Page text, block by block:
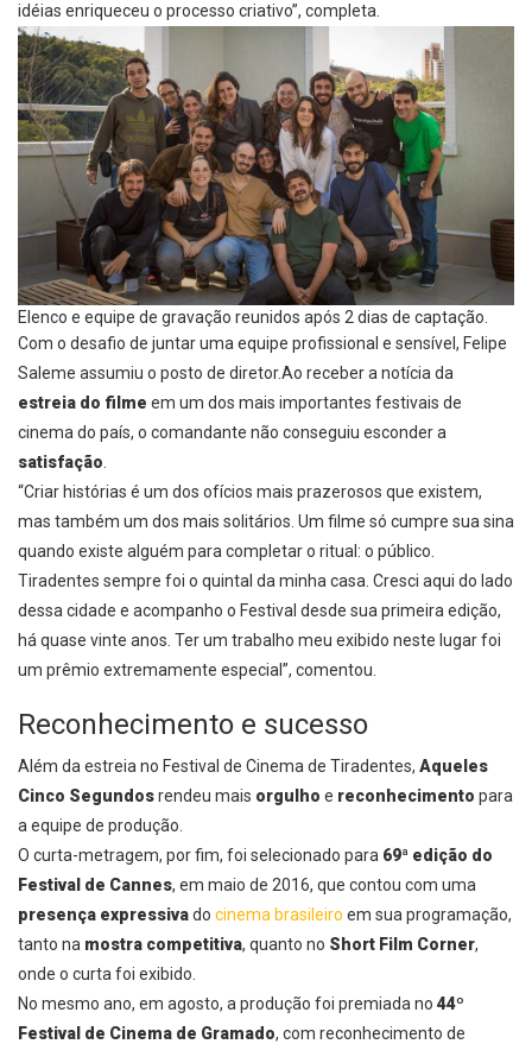
idéias enriqueceu o processo criativo”, completa.
Elenco e equipe de gravação reunidos após 2 dias de captação.
Com o desafio de juntar uma equipe profissional e sensível, Felipe
Saleme assumiu o posto de diretor.Ao receber a notícia da
estreia do filme em um dos mais importantes festivais de
cinema do país, o comandante não conseguiu esconder a
satisfação.
“Criar histórias é um dos ofícios mais prazerosos que existem,
mas também um dos mais solitários. Um filme só cumpre sua sina
quando existe alguém para completar o ritual: o público.
Tiradentes sempre foi o quintal da minha casa. Cresci aqui do lado
dessa cidade e acompanho o Festival desde sua primeira edição,
há quase vinte anos. Ter um trabalho meu exibido neste lugar foi
um prêmio extremamente especial”, comentou.
Reconhecimento e sucesso
Além da estreia no Festival de Cinema de Tiradentes, Aqueles
Cinco Segundosrendeu mais orgulho e reconhecimento para
a equipe de produção.
O curta-metragem, por fim, foi selecionado para 69ª edição do
Festival de Cannes, em maio de 2016, que contou com uma
presença expressivado cinema brasileiro em sua programação,
tanto na mostra competitiva, quanto no Short Film Corner,
onde o curta foi exibido.
No mesmo ano, em agosto, a produção foi premiada no 44º
Festival de Cinema de Gramado, com reconhecimento de